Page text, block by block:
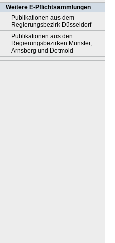
Weitere E-Pflichtsammlungen
Publikationen aus dem
Regierungsbezirk Düsseldorf
Publikationen aus den
Regierungsbezirken Münster,
Arnsberg und Detmold